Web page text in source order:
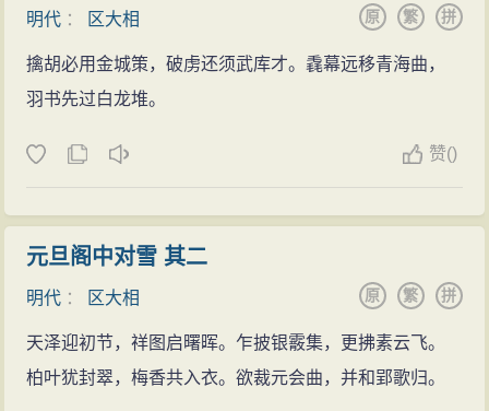
明代 ： 区大相 拼
繁
原
擒胡必用金城策，破虏还须武库才。毳幕远移青海曲，
羽书先过白龙堆。
赞()
元旦阁中对雪 其二
明代 ： 区大相 拼
繁
原
天泽迎初节，祥图启曙晖。乍披银霰集，更拂素云飞。
柏叶犹封翠，梅香共入衣。欲裁元会曲，并和郢歌归。